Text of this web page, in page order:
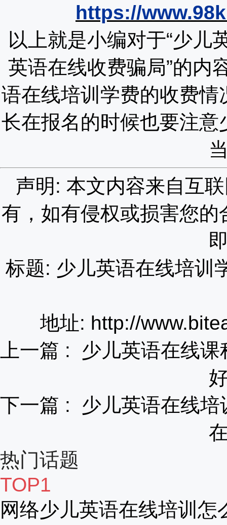
https://
以上就是小编对于“少儿
英语在线收费骗局”的内
语在线培训学费的收费
长在报名的时候也要注
声明: 本文内容来自互
有，如有侵权或损害您
标题: 少儿英语在线培训
地址: http://
上一篇 : 少儿英语在线
下一篇 : 少儿英语在线
热门话题
TOP1
网络少儿英语在线培训